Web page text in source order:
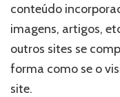
conteúdo
imagens, artigos,
outros sites se
forma como se o
site.